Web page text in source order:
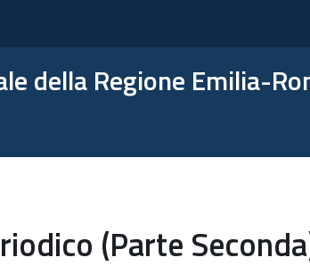
della Regione Emilia-
(Parte